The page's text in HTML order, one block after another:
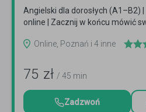
Angielski dla dorosłych (A1–B2)
online | Zacznij w końcu mówić
Online, Poznań i 4 inne
75 zł / 45 min
Zadzwoń